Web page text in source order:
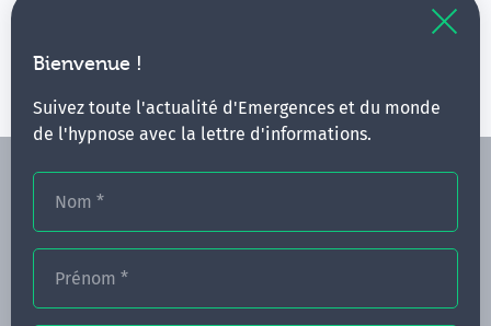
Bienvenue !
Suivez toute l'actualité d'Emergences et du monde
de l'hypnose avec la lettre d'informations.
Nom *
Prénom *
Vous pouvez renouveler votre requête en élargissant